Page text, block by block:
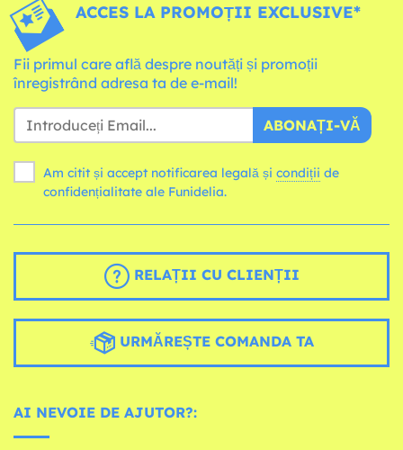
ACCES LA PROMOȚII EXCLUSIVE*
Fii primul care află despre noutăți și promoții
înregistrând adresa ta de e-mail!
ABONAȚI-VĂ
Am citit și accept notificarea legală și condiții
confidențialitate ale Funidelia.
RELAȚII CU CLIENȚII
URMĂREȘTE COMANDA TA
AI NEVOIE DE AJUTOR?: